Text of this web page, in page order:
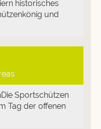
historisches
und
Sportschützen
Tag der offenen